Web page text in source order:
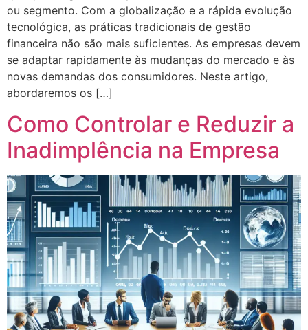
ou segmento. Com a globalização e a rápida evolução
tecnológica, as práticas tradicionais de gestão
financeira não são mais suficientes. As empresas devem
se adaptar rapidamente às mudanças do mercado e às
novas demandas dos consumidores. Neste artigo,
abordaremos os […]
Como Controlar e Reduzir a
Inadimplência na Empresa